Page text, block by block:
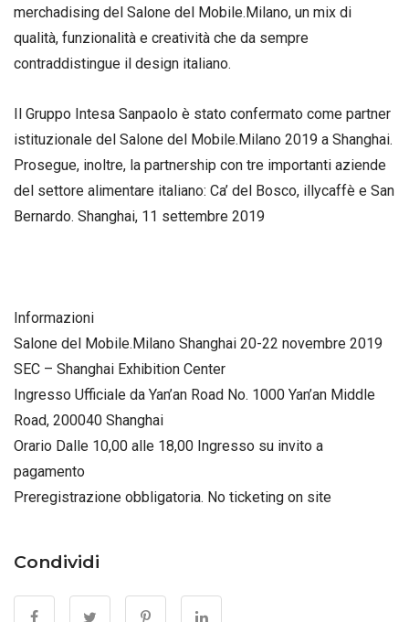
merchadising del Salone del Mobile.Milano, un mix di
qualità, funzionalità e creatività che da sempre
contraddistingue il design italiano.
Il Gruppo Intesa Sanpaolo è stato confermato come partner
istituzionale del Salone del Mobile.Milano 2019 a Shanghai.
Prosegue, inoltre, la partnership con tre importanti aziende
del settore alimentare italiano: Ca’ del Bosco, illycaffè e San
Bernardo. Shanghai, 11 settembre 2019
Informazioni
Salone del Mobile.Milano Shanghai 20-22 novembre 2019
SEC – Shanghai Exhibition Center
Ingresso Ufficiale da Yan’an Road No. 1000 Yan’an Middle
Road, 200040 Shanghai
Orario Dalle 10,00 alle 18,00 Ingresso su invito a
pagamento
Preregistrazione obbligatoria. No ticketing on site
Condividi